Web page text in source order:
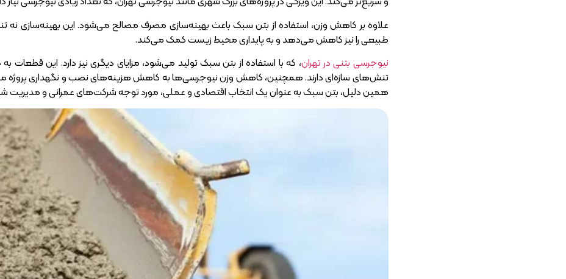
علاوه بر کاهش وزن، استفاده از بتن سبک باعث بهینه‌سازی مصرف مصالح می‌شود. این بهینه‌سازی
طبیعی را نیز کاهش می‌دهد و به پایداری محیط زیست کمک می‌کند.
نیوجرسی بتنی در تهران، که با استفاده از بتن سبک تولید می‌شود، مزایای دیگری نیز دارد. این
تنش‌های سازه‌ای دارند. همچنین، کاهش وزن نیوجرسی‌ها به کاهش هزینه‌های نصب و نگهداری پروژه
همین دلیل، بتن سبک به عنوان یک انتخاب اقتصادی و عملی، مورد توجه شرکت‌های عمرانی و مدیریت